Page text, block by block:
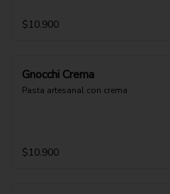
$10.900
Gnocchi Crema
Pasta artesanal con crema
$10.900